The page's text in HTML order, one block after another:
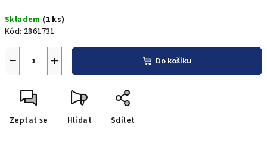
cena:
Skladem (1 ks)
Kód: 2861731
+
− Do košíku
Zeptat se Hlídat Sdílet